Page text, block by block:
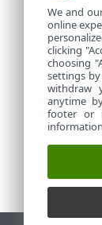
We and
online
clicking
choosing
settings
withdraw
anytime
footer or